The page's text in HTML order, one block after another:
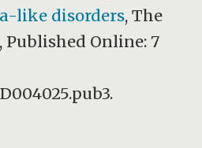
like disorders, The
Online: 7